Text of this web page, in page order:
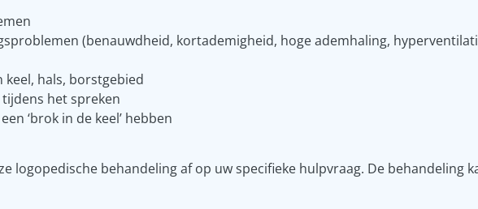
(benauwdheid, kortademigheid, hoge ademhaling,
keel, hals, borstgebied
het spreken
‘brok in de keel’ hebben
logopedische behandeling af op uw specifieke hulpvraag. De behandeling